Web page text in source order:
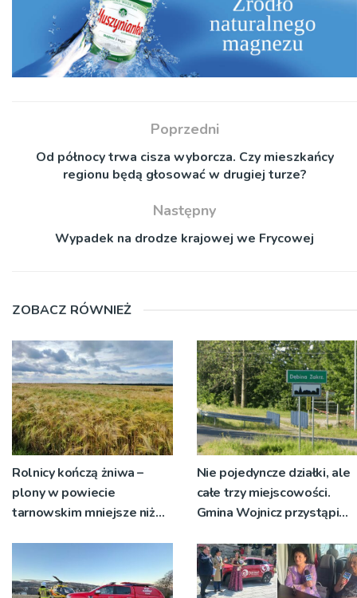
Poprzedni
Od północy trwa cisza wyborcza. Czy mieszkańcy
regionu będą głosować w drugiej turze?
Następny
Wypadek na drodze krajowej we Frycowej
ZOBACZ RÓWNIEŻ
Rolnicy kończą żniwa –
plony w powiecie
tarnowskim mniejsze niż
Nie pojedyncze działki, ale
całe trzy miejscowości.
Gmina Wojnicz przystąpi
planistycznych